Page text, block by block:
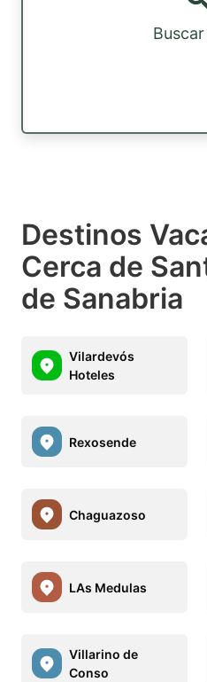
Destinos
Cerca de
de Sanabria
Vilardevós
Hoteles
Rexosende
Chaguazoso
LAs Medulas
Villarino de
Conso